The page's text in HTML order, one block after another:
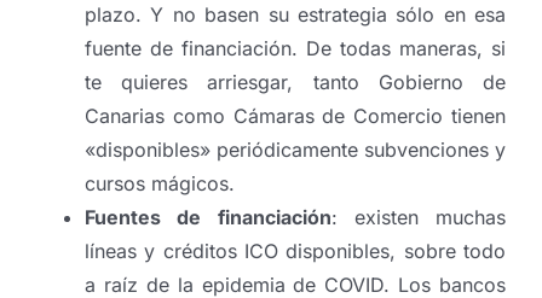
plazo. Y no basen su estrategia sólo en esa
fuente de financiación. De todas maneras, si
te quieres arriesgar, tanto Gobierno de
Canarias como Cámaras de Comercio tienen
«disponibles» periódicamente subvenciones y
cursos mágicos.
Fuentes de financiación: existen muchas
líneas y créditos ICO disponibles, sobre todo
a raíz de la epidemia de COVID. Los bancos